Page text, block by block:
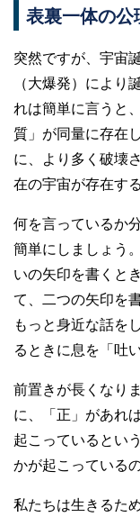
表裏一体の公
突然ですが、宇宙
（大爆発）によ
れは簡単に言うと
質」が同量に存在
に、より多く破壊
在の宇宙が存在す
何を言っているか
簡単にしましょう
いの矢印を書くと
て、二つの矢印を
もっと身近な話を
るときに息を「吐
前置きが長くなり
に、「正」があれ
起こっているとい
かが起こっている
私たちは生きるた